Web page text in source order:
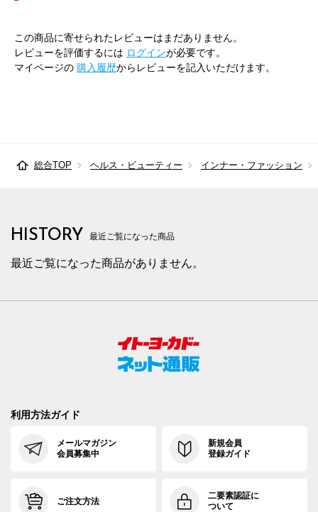
この商品に寄せられたレビューはまだありません。
レビューを評価するには ログインが必要です。
マイページの 購入履歴からレビューを記入いただけます。
総合TOP ヘルス・ビューティー インナー・ファッション
HISTORY 最近ご覧になった商品
最近ご覧になった商品がありません。
利用方法ガイド
メールマガジン
会員募集中
新規会員
登録ガイド
ご注文方法
二要素認証に
ついて